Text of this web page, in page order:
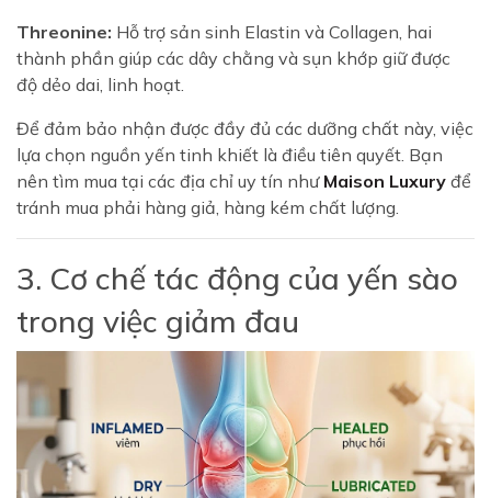
Threonine: Hỗ trợ sản sinh Elastin và Collagen, hai
thành phần giúp các dây chằng và sụn khớp giữ được
độ dẻo dai, linh hoạt.
Để đảm bảo nhận được đầy đủ các dưỡng chất này, việc
lựa chọn nguồn yến tinh khiết là điều tiên quyết. Bạn
nên tìm mua tại các địa chỉ uy tín như Maison Luxury để
tránh mua phải hàng giả, hàng kém chất lượng.
3. Cơ chế tác động của yến sào
trong việc giảm đau